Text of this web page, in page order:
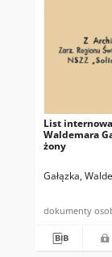
List
Waldemara
żony
Gałązka,